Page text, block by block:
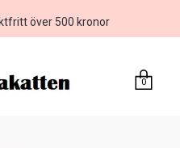
över 500 kronor
0